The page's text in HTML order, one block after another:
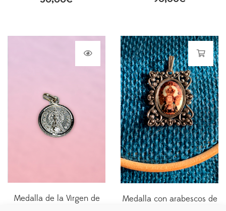
Medalla de la Virgen de
Medalla con arabescos de